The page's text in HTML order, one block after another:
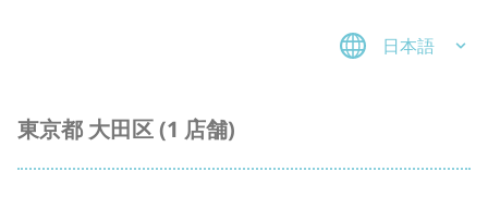
日本語
東京都 大田区 (1 店舗)